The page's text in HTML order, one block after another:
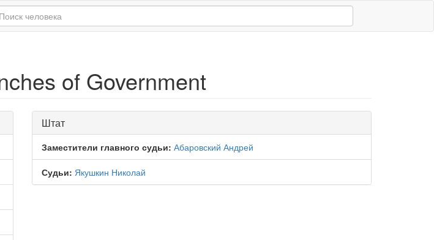
of Government
Штат
Заместители главного судьи: Абаровский Андрей
Судьи: Якушкин Николай